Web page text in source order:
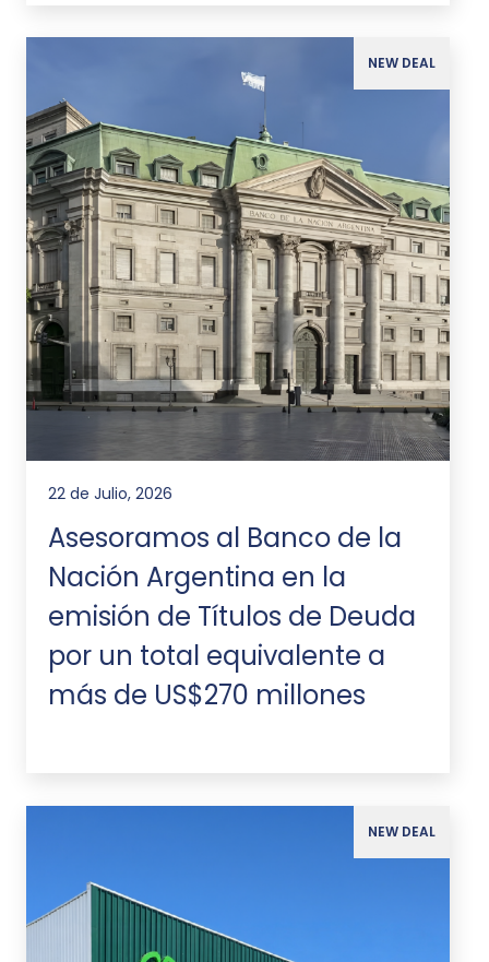
NEW DEAL
22 de Julio, 2026
Asesoramos al Banco de la
Nación Argentina en la
emisión de Títulos de Deuda
por un total equivalente a
más de US$270 millones
NEW DEAL